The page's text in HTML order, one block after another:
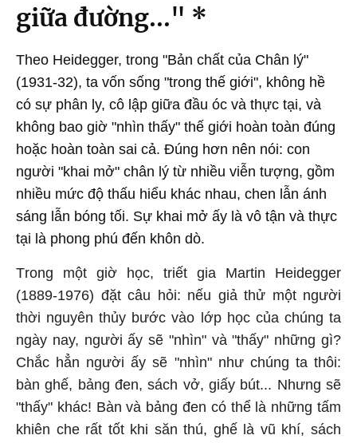
giữa đường..." *
Theo Heidegger, trong "Bản chất của Chân lý"
(1931-32), ta vốn sống "trong thế giới", không hề
có sự phân ly, cô lập giữa đầu óc và thực tại, và
không bao giờ "nhìn thấy" thế giới hoàn toàn đúng
hoặc hoàn toàn sai cả. Đúng hơn nên nói: con
người "khai mở" chân lý từ nhiều viễn tượng, gồm
nhiều mức độ thấu hiểu khác nhau, chen lẫn ánh
sáng lẫn bóng tối. Sự khai mở ấy là vô tận và thực
tại là phong phú đến khôn dò.
Trong một giờ học, triết gia Martin Heidegger
(1889-1976) đặt câu hỏi: nếu giả thử một người
thời nguyên thủy bước vào lớp học của chúng ta
ngày nay, người ấy sẽ "nhìn" và "thấy" những gì?
Chắc hẳn người ấy sẽ "nhìn" như chúng ta thôi:
bàn ghế, bảng đen, sách vở, giấy bút... Nhưng sẽ
"thấy" khác! Bàn và bảng đen có thể là những tấm
khiên che rất tốt khi săn thú, ghế là vũ khí, sách